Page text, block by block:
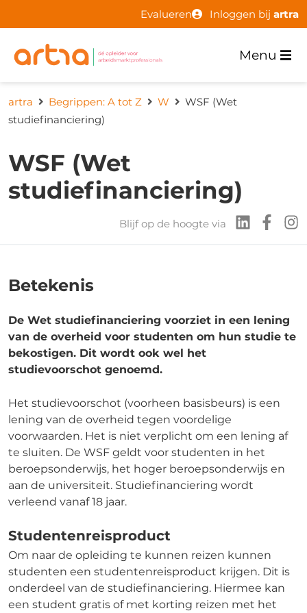
Evalueren Inloggen bij artra
Menu
artra Begrippen: A tot Z W
WSF (Wet
studiefinanciering)
WSF (Wet
studiefinanciering)
Blijf op de hoogte via
Betekenis
De Wet studiefinanciering voorziet in een lening
van de overheid voor studenten om hun studie te
bekostigen. Dit wordt ook wel het
studievoorschot genoemd.
Het studievoorschot (voorheen basisbeurs) is een
lening van de overheid tegen voordelige
voorwaarden. Het is niet verplicht om een lening af
te sluiten. De WSF geldt voor studenten in het
beroepsonderwijs, het hoger beroepsonderwijs en
aan de universiteit. Studiefinanciering wordt
verleend vanaf 18 jaar.
Studentenreisproduct
Om naar de opleiding te kunnen reizen kunnen
studenten een studentenreisproduct krijgen. Dit is
onderdeel van de studiefinanciering. Hiermee kan
een student gratis of met korting reizen met het